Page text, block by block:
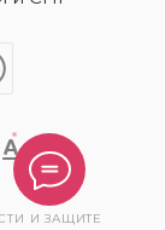
И ЗАЩИТЕ